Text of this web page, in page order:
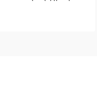
င် အရေးပါသော